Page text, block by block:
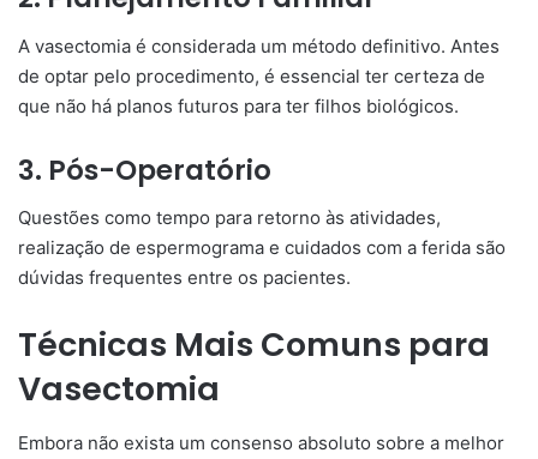
A vasectomia é considerada um método definitivo. Antes
de optar pelo procedimento, é essencial ter certeza de
que não há planos futuros para ter filhos biológicos.
3. Pós-Operatório
Questões como tempo para retorno às atividades,
realização de espermograma e cuidados com a ferida são
dúvidas frequentes entre os pacientes.
Técnicas Mais Comuns para
Vasectomia
Embora não exista um consenso absoluto sobre a melhor